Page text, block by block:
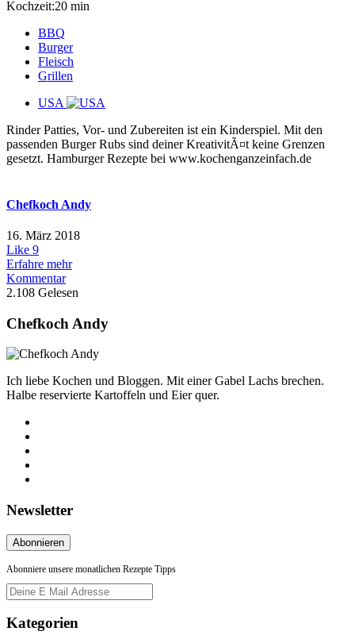
Kochzeit:20 min
BBQ
Burger
Fleisch
Grillen
USA
Rinder Patties, Vor- und Zubereiten ist ein Kinderspiel. Mit den
passenden Burger Rubs sind deiner KreativitÃ¤t keine Grenzen
gesetzt. Hamburger Rezepte bei www.kochenganzeinfach.de
Chefkoch Andy
16. März 2018
Like 9
Erfahre mehr
Kommentar
2.108 Gelesen
Chefkoch Andy
Ich liebe Kochen und Bloggen. Mit einer Gabel Lachs brechen.
Halbe reservierte Kartoffeln und Eier quer.
Newsletter
Abonniere unsere monatlichen Rezepte Tipps
Kategorien